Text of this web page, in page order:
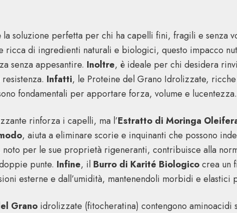
la soluzione perfetta per chi ha capelli fini, fragili e senza
ricca di ingredienti naturali e biologici, questo impacco
senza appesantire. Inoltre, è ideale per chi desidera
Infatti, le Proteine del Grano Idrolizzate,
fondamentali per apportare forza, volume e lucentezza.
rinforza i capelli, ma l’Estratto di Moringa
, aiuta a eliminare scorie e inquinanti che possono
noto per le sue proprietà rigeneranti, contribuisce alla
punte. Infine, il Burro di Karité Biologicocrea un
esterne e dall’umidità, mantenendoli morbidi e elastici
Grano idrolizzate (fitocheratina) contengono aminoacidi